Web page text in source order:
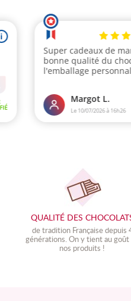
QUALITÉ DES
de tradition Française depuis
générations. On y tient au goût
nos produits !